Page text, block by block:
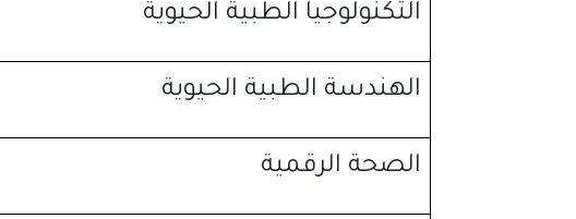
التكنولوجيا الطبية الحيوية
الهندسة الطبية الحيوية
الصحة الرقمية